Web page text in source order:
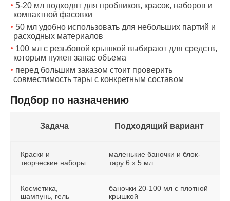
5-20 мл подходят для пробников, красок, наборов и
компактной фасовки
50 мл удобно использовать для небольших партий и
расходных материалов
100 мл с резьбовой крышкой выбирают для средств,
которым нужен запас объема
перед большим заказом стоит проверить
совместимость тары с конкретным составом
Подбор по назначению
Задача Подходящий вариант
Краски и
творческие наборы
маленькие баночки и блок-
тару 6 x 5 мл
Косметика,
шампунь, гель
баночки 20-100 мл с плотной
крышкой